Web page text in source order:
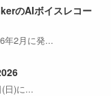
のAIボイスレコー
年2月に発...
日)に...